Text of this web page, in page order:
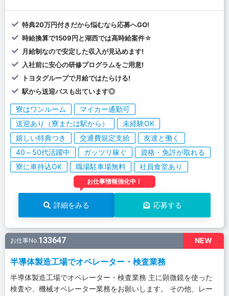
特典20万円付きだから悩むなら応募へGO!
時給換算で1509円と湖西では高時給案件☆
月給制なので安定した収入が見込めます!
入社前に安心の研修プログラムをご用意!
トヨタグループで月給ではたらける!
駅から送迎バスも出ています◎
寮はワンルーム
マイカー通勤可
送迎あり（寮または駅から）
未経験OK
嬉しい特典つき
交通費規定支給
友達と働く
40～50代活躍中
ガッツリ稼ぐ
資格・免許が取れる
寮に車持込OK
職場駐車場無料 社員食堂あり
お仕事情報強化中！
詳細をみる 応募する
NEW
お仕事No.133647
半導体製造工場でオペレーター・検査業務
半導体製造工場でオペレーター・検査業務 主に顕微鏡を使った
検査や、機械オペレーター業務をお願いします。 その他、レー